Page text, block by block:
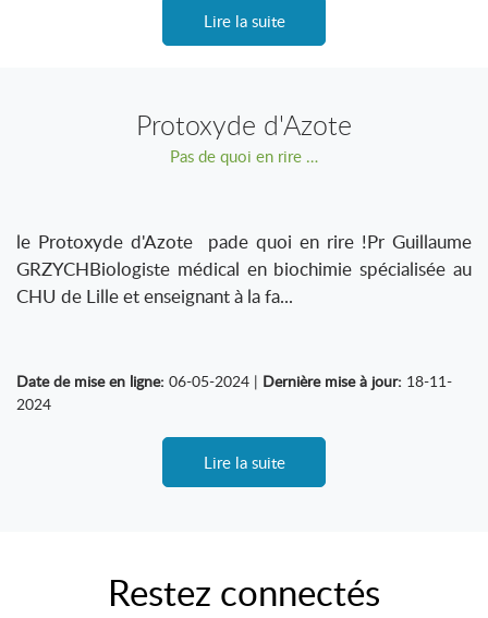
Lire la suite
Protoxyde d'Azote
Pas de quoi en rire …
le Protoxyde d'Azote pade quoi en rire !Pr Guillaume
GRZYCHBiologiste médical en biochimie spécialisée au
CHU de Lille et enseignant à la fa...
Date de mise en ligne: 06-05-2024 | Dernière mise à jour: 18-11-
2024
Lire la suite
Restez connectés